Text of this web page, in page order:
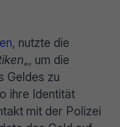
, nutzte die
„, um die
Geldes zu
ihre Identität
mit der Polizei